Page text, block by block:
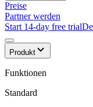
Preise
Partner werden
Start 14-day free trial
Produkt
Funktionen
Standard